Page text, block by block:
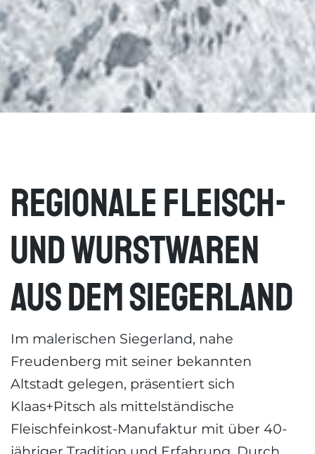
Regionale Fleisch-
und Wurstwaren
aus dem Siegerland
Im malerischen Siegerland, nahe
Freudenberg mit seiner bekannten
Altstadt gelegen, präsentiert sich
Klaas+Pitsch als mittelständische
Fleischfeinkost-Manufaktur mit über 40-